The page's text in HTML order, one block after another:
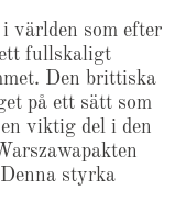
världen som efter
fullskaligt
Den brittiska
på ett sätt som
viktig del i den
styrka